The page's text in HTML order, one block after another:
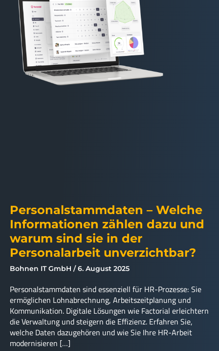
Personalstammdaten – Welche
Informationen zählen dazu und
warum sind sie in der
Personalarbeit unverzichtbar?
Bohnen IT GmbH 6. August 2025
Personalstammdaten sind essenziell für HR-Prozesse: Sie
ermöglichen Lohnabrechnung, Arbeitszeitplanung und
Kommunikation. Digitale Lösungen wie Factorial erleichtern
die Verwaltung und steigern die Effizienz. Erfahren Sie,
welche Daten dazugehören und wie Sie Ihre HR-Arbeit
modernisieren […]